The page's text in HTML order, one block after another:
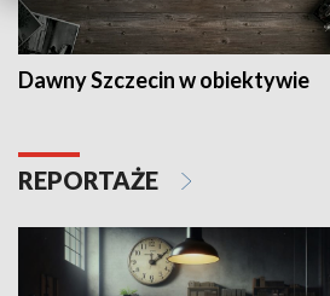
Dawny Szczecin w obiektywie
REPORTAŻE